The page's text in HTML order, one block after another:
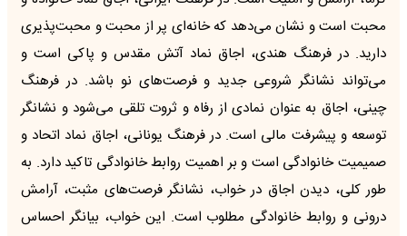
محبت است و نشان می‌دهد که خانه‌ای پر از محبت و محبت‌پذیری
دارید. در فرهنگ هندی، اجاق نماد آتش مقدس و پاکی است و
می‌تواند نشانگر شروعی جدید و فرصت‌های نو باشد. در فرهنگ
چینی، اجاق به عنوان نمادی از رفاه و ثروت تلقی می‌شود و نشانگر
توسعه و پیشرفت مالی است. در فرهنگ یونانی، اجاق نماد اتحاد و
صمیمیت خانوادگی است و بر اهمیت روابط خانوادگی تاکید دارد. به
طور کلی، دیدن اجاق در خواب، نشانگر فرصت‌های مثبت، آرامش
درونی و روابط خانوادگی مطلوب است. این خواب، بیانگر احساس